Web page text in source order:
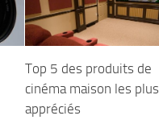
Top 5 des produits de
cinéma maison les plus
appréciés